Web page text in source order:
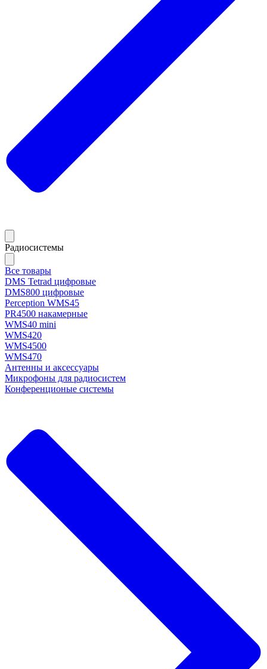
Радиосистемы
Все товары
DMS Tetrad цифровые
DMS800 цифровые
Perception WMS45
PR4500 накамерные
WMS40 mini
WMS420
WMS4500
WMS470
Антенны и аксессуары
Микрофоны для радиосистем
Конференционые системы